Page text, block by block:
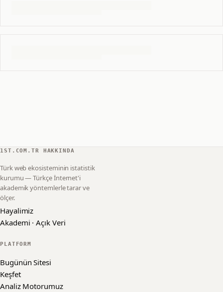
1ST.COM.TR HAKKINDA
Türk web ekosisteminin istatistik
kurumu — Türkçe İnternet'i
akademik yöntemlerle tarar ve
ölçer.
Hayalimiz
Akademi · Açık Veri
PLATFORM
Bugünün Sitesi
Keşfet
Analiz Motorumuz